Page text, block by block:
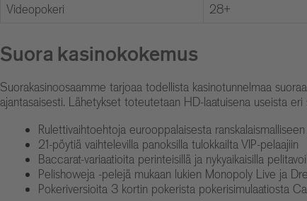
Videopokeri
28+
Suora kasinokokemus
Suorakasinoosaamme tarjoaa todellista kasinotunnelmaa
ajantasaisesti. Lähetykset toteutetaan HD-laatuisena useista
Rulettivaihtoehtoja eurooppalaisesta
21-pöytiä vaihtelevilla panoksilla tulokkailta VIP-pelaajiin
Baccarat-variaatioita perinteisillä ja nykyaikaisilla
Pelishoweja -pelejä mukaan lukien Monopoly Live ja
Pokeriversioita 3 kortin pokerista pokerisimulaatiosta